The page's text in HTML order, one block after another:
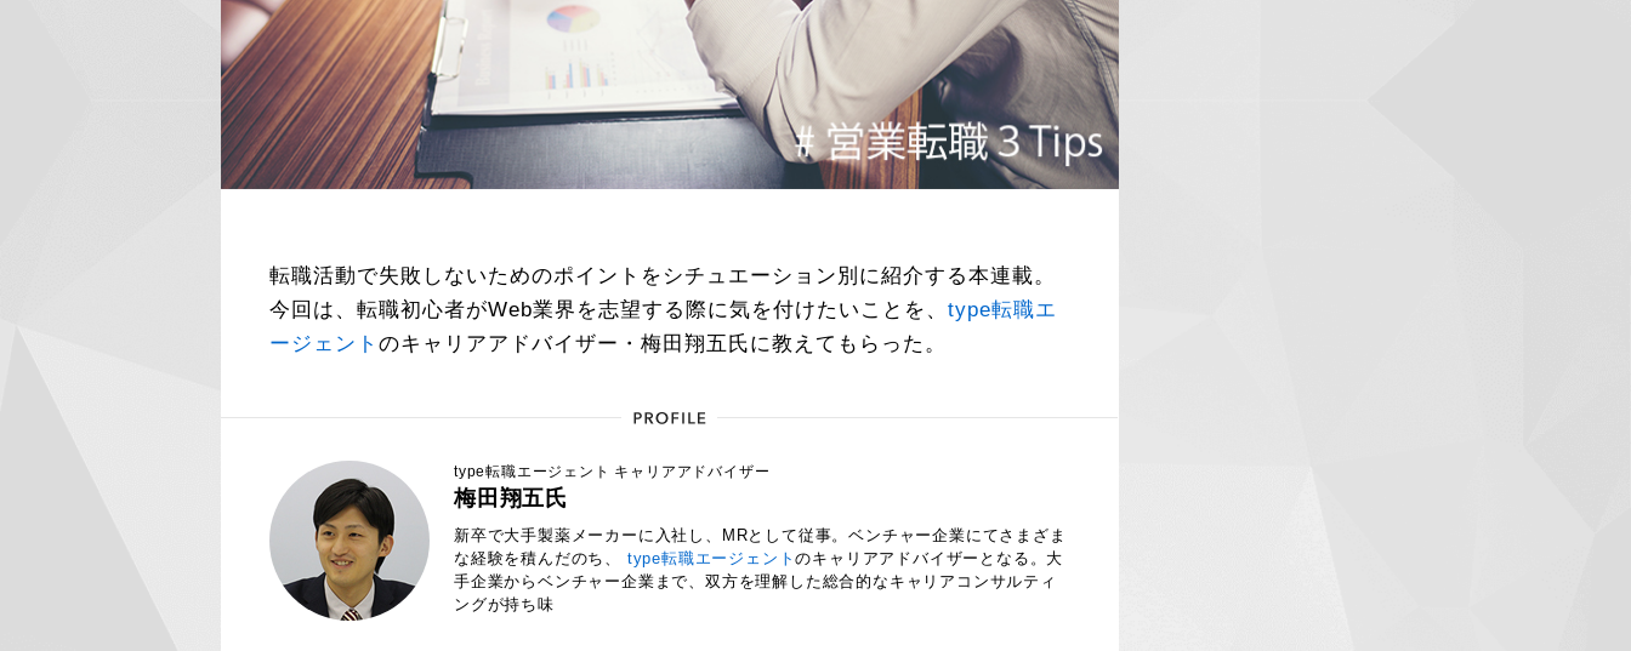
転職活動で失敗しないためのポイントをシチュエーション別に紹介する本連載。
今回は、転職初心者がWeb業界を志望する際に気を付けたいことを、 type転職エ
ージェント のキャリアアドバイザー・梅田翔五氏に教えてもらった。
type転職エージェント キャリアアドバイザー
梅田翔五氏
新卒で大手製薬メーカーに入社し、MRとして従事。ベンチャー企業にてさまざま
な経験を積んだのち、 type転職エージェントのキャリアアドバイザーとなる。大
手企業からベンチャー企業まで、双方を理解した総合的なキャリアコンサルティ
ングが持ち味